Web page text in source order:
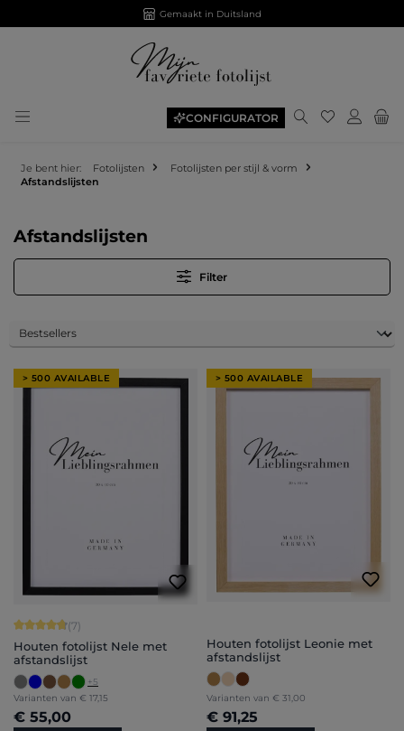
Gemaakt in Duitsland
CONFIGURATOR Je hebt 0
Je bent hier: Fotolijsten
Fotolijsten per stijl & vorm
Afstandslijsten
Afstandslijsten
Filter
> 500 AVAILABLE
Gemiddelde waardering van 4.71 van 5 sterren
(7)
Houten fotolijst Nele met
afstandslijst
+5
Varianten van € 17,15
€ 55,00
> 500 AVAILABLE
Houten fotolijst Leonie met
afstandslijst
Varianten van € 31,00
€ 91,25